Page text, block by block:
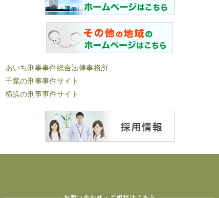
あいち刑事事件総合法律事務所
千葉の刑事事件サイト
横浜の刑事事件サイト